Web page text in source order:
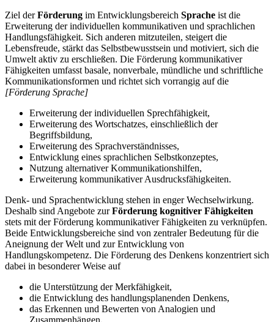
Ziel derFörderung im Entwicklungsbereich Sprache ist die
Erweiterung der individuellen kommunikativen und sprachlichen
Handlungsfähigkeit. Sich anderen mitzuteilen, steigert die
Lebensfreude, stärkt das Selbstbewusstsein und motiviert, sich die
Umwelt aktiv zu erschließen. Die Förderung kommunikativer
Fähigkeiten umfasst basale, nonverbale, mündliche und schriftliche
Kommunikationsformen und richtet sich vorrangig auf die
[Förderung Sprache]
Erweiterung der individuellen Sprechfähigkeit,
Erweiterung des Wortschatzes, einschließlich der
Begriffsbildung,
Erweiterung des Sprachverständnisses,
Entwicklung eines sprachlichen Selbstkonzeptes,
Nutzung alternativer Kommunikationshilfen,
Erweiterung kommunikativer Ausdrucksfähigkeiten.
Denk- und Sprachentwicklung stehen in enger Wechselwirkung.
Deshalb sind Angebote zurFörderung kognitiver Fähigkeiten
stets mit der Förderung kommunikativer Fähigkeiten zu verknüpfen.
Beide Entwicklungsbereiche sind von zentraler Bedeutung für die
Aneignung der Welt und zur Entwicklung von
Handlungskompetenz. Die Förderung des Denkens konzentriert sich
dabei in besonderer Weise auf
die Unterstützung der Merkfähigkeit,
die Entwicklung des handlungsplanenden Denkens,
das Erkennen und Bewerten von Analogien und
Zusammenhängen,